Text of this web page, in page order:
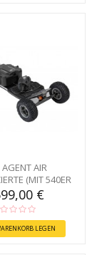
AIR
(MIT 540ER
€
LEGEN